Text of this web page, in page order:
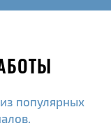
популярных